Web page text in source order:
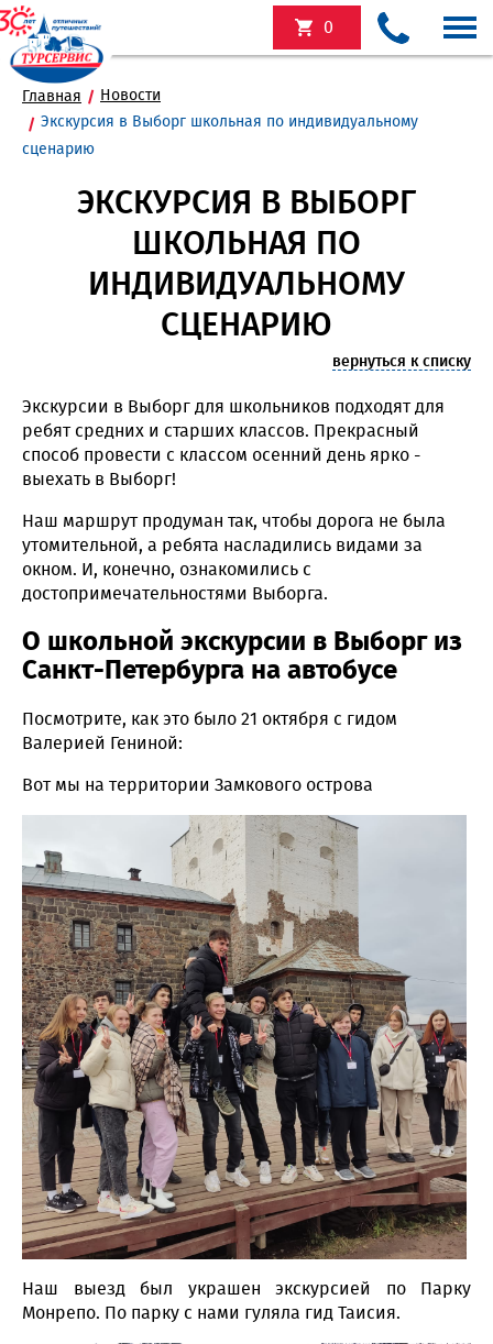
0
Главная
Новости
Экскурсия в Выборг школьная по индивидуальному
сценарию
ЭКСКУРСИЯ В ВЫБОРГ
ШКОЛЬНАЯ ПО
ИНДИВИДУАЛЬНОМУ
СЦЕНАРИЮ
вернуться к списку
Экскурсии в Выборг для школьников подходят для
ребят средних и старших классов. Прекрасный
способ провести с классом осенний день ярко -
выехать в Выборг!
Наш маршрут продуман так, чтобы дорога не была
утомительной, а ребята насладились видами за
окном. И, конечно, ознакомились с
достопримечательностями Выборга.
О школьной экскурсии в Выборг из
Санкт-Петербурга на автобусе
Посмотрите, как это было 21 октября с гидом
Валерией Гениной:
Вот мы на территории Замкового острова
Наш выезд был украшен экскурсией по Парку
Монрепо. По парку с нами гуляла гид Таисия.